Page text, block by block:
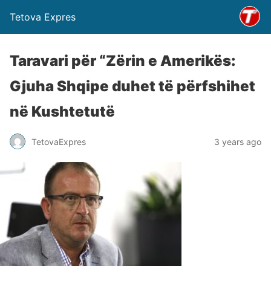
Tetova Expres
Taravari për “Zërin e Amerikës:
Gjuha Shqipe duhet të përfshihet
në Kushtetutë
TetovaExpres 3 years ago